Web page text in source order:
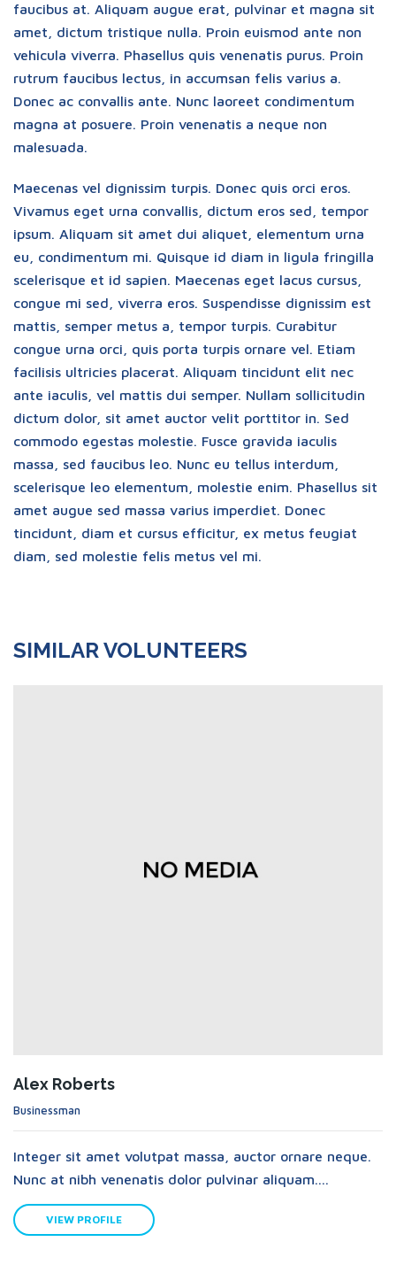
faucibus at. Aliquam augue erat, pulvinar et magna sit
amet, dictum tristique nulla. Proin euismod ante non
vehicula viverra. Phasellus quis venenatis purus. Proin
rutrum faucibus lectus, in accumsan felis varius a.
Donec ac convallis ante. Nunc laoreet condimentum
magna at posuere. Proin venenatis a neque non
malesuada.
Maecenas vel dignissim turpis. Donec quis orci eros.
Vivamus eget urna convallis, dictum eros sed, tempor
ipsum. Aliquam sit amet dui aliquet, elementum urna
eu, condimentum mi. Quisque id diam in ligula fringilla
scelerisque et id sapien. Maecenas eget lacus cursus,
congue mi sed, viverra eros. Suspendisse dignissim est
mattis, semper metus a, tempor turpis. Curabitur
congue urna orci, quis porta turpis ornare vel. Etiam
facilisis ultricies placerat. Aliquam tincidunt elit nec
ante iaculis, vel mattis dui semper. Nullam sollicitudin
dictum dolor, sit amet auctor velit porttitor in. Sed
commodo egestas molestie. Fusce gravida iaculis
massa, sed faucibus leo. Nunc eu tellus interdum,
scelerisque leo elementum, molestie enim. Phasellus sit
amet augue sed massa varius imperdiet. Donec
tincidunt, diam et cursus efficitur, ex metus feugiat
diam, sed molestie felis metus vel mi.
SIMILAR VOLUNTEERS
Alex Roberts
Businessman
Integer sit amet volutpat massa, auctor ornare neque.
Nunc at nibh venenatis dolor pulvinar aliquam....
VIEW PROFILE